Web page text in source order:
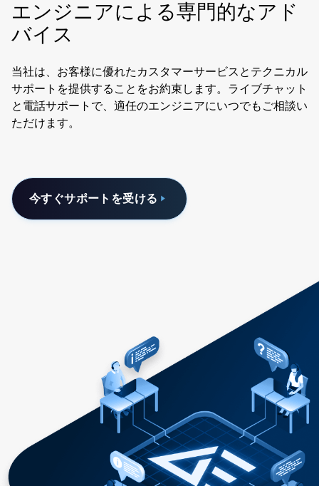
エンジニアによる専門的なアド
バイス
当社は、お客様に優れたカスタマーサービスとテクニカル
サポートを提供することをお約束します。ライブチャット
と電話サポートで、適任のエンジニアにいつでもご相談い
ただけます。
今すぐサポートを受ける